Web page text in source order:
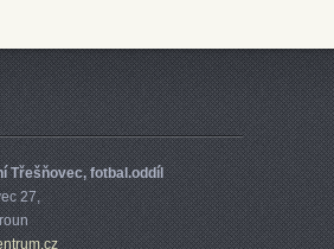
Třešňovec, fotbal.oddíl
27,
m.cz